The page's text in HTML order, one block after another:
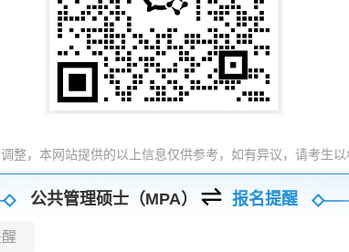
整，本网站提供的以上信息仅供参考，如有异议，请考生以
公共管理硕士（MPA） 报名提醒